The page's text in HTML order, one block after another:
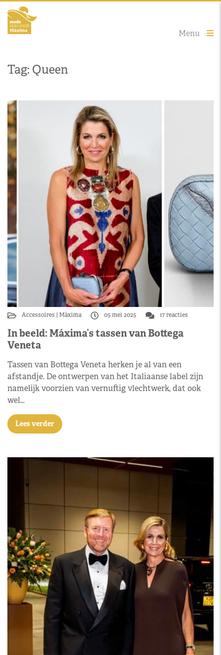
Menu
Tag: Queen
Accessoires Máxima 05 mei 2025 17 reacties
In beeld: Máxima’s tassen van Bottega
Veneta
Tassen van Bottega Veneta herken je al van een
afstandje. De ontwerpen van het Italiaanse label zijn
namelijk voorzien van vernuftig vlechtwerk, dat ook
wel…
Lees verder